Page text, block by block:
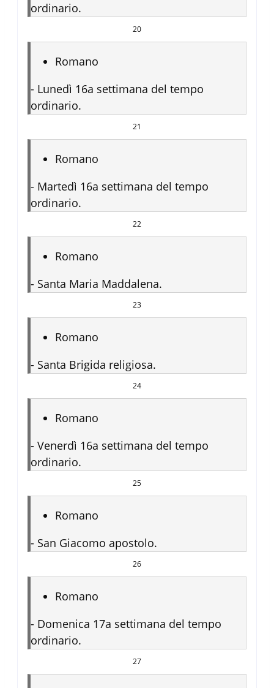
ordinario.
20
Romano
- Lunedì 16a settimana del tempo
ordinario.
21
Romano
- Martedì 16a settimana del tempo
ordinario.
22
Romano
- Santa Maria Maddalena.
23
Romano
- Santa Brigida religiosa.
24
Romano
- Venerdì 16a settimana del tempo
ordinario.
25
Romano
- San Giacomo apostolo.
26
Romano
- Domenica 17a settimana del tempo
ordinario.
27